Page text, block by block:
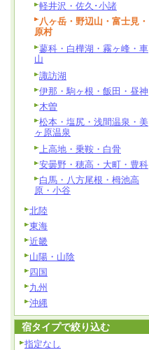
軽井沢・佐久･小諸
八ヶ岳・野辺山・富士見・
原村
蓼科・白樺湖・霧ヶ峰・車
山
諏訪湖
伊那・駒ヶ根・飯田・昼神
木曽
松本・塩尻・浅間温泉・美
ヶ原温泉
上高地・乗鞍・白骨
安曇野・穂高・大町・豊科
白馬・八方尾根・栂池高
原・小谷
北陸
東海
近畿
山陽・山陰
四国
九州
沖縄
宿タイプで絞り込む
指定なし